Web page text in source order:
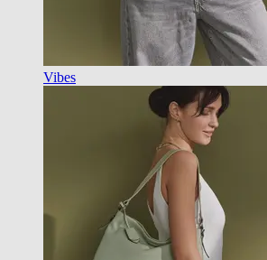
Vibes